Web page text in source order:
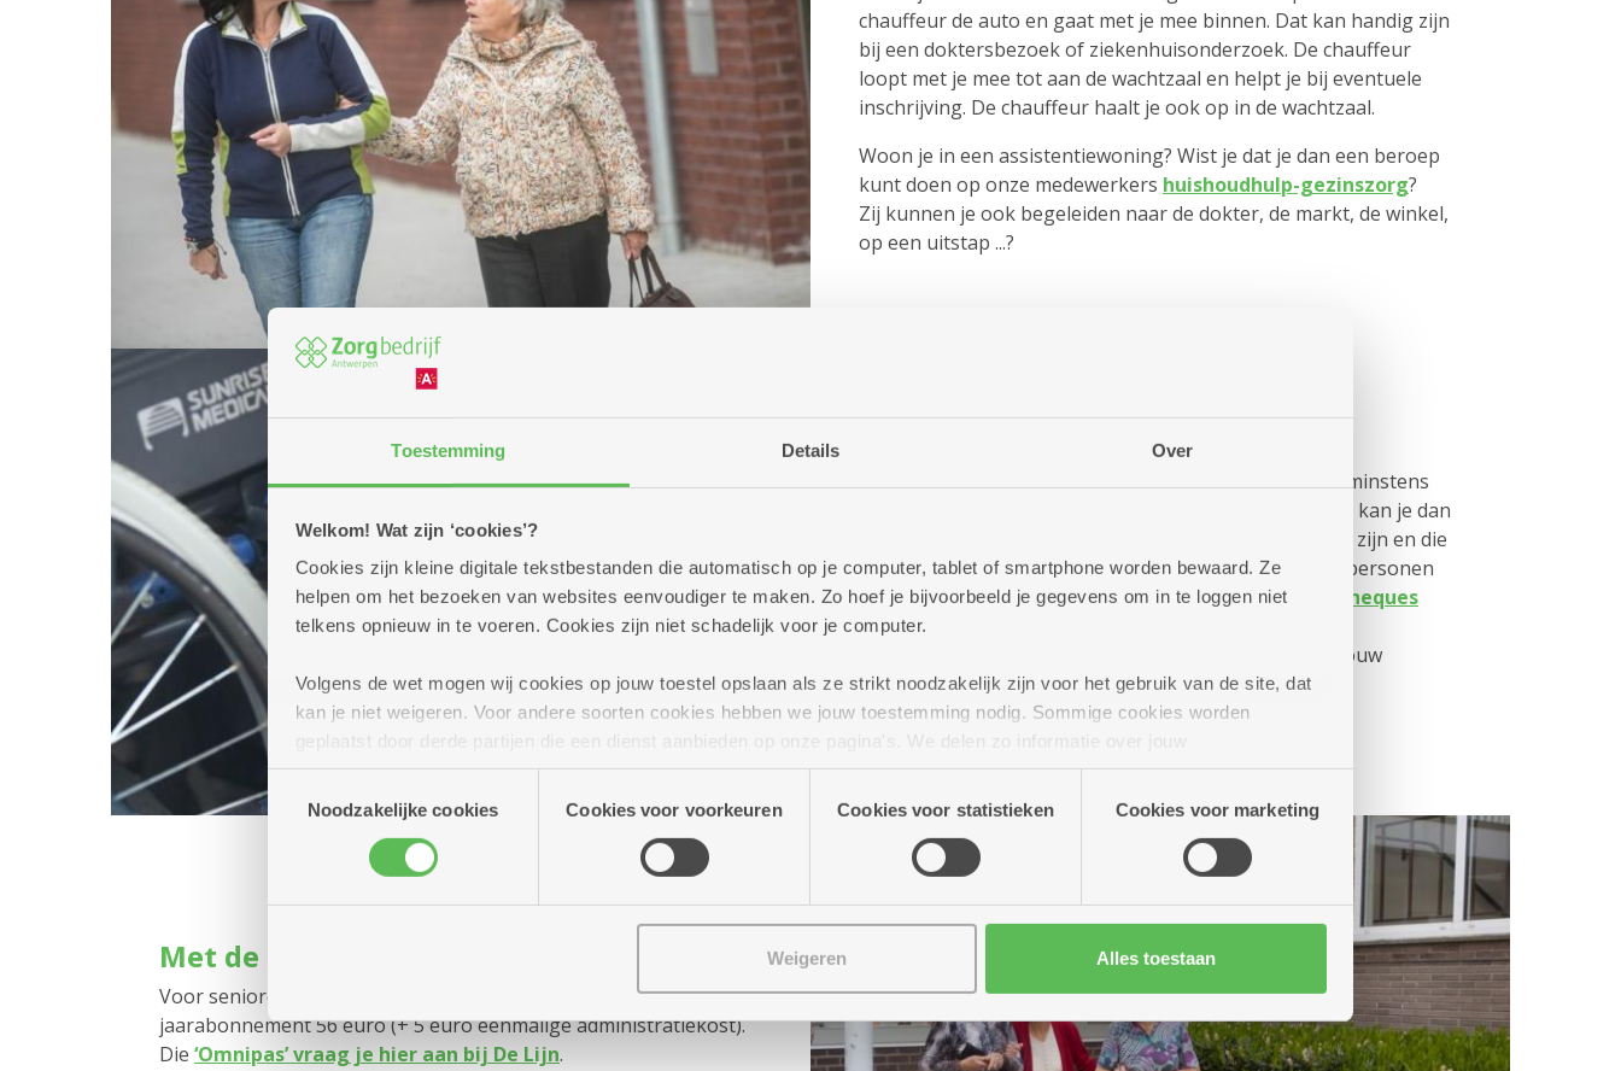
Toestemming Details Over
Welkom! Wat zijn ‘cookies’?
Cookies zijn kleine digitale tekstbestanden die automatisch op je computer, tablet of smartphone worden bewaard. Ze
helpen om het bezoeken van websites eenvoudiger te maken. Zo hoef je bijvoorbeeld je gegevens om in te loggen niet
telkens opnieuw in te voeren. Cookies zijn niet schadelijk voor je computer.
Volgens de wet mogen wij cookies op jouw toestel opslaan als ze strikt noodzakelijk zijn voor het gebruik van de site, dat
kan je niet weigeren. Voor andere soorten cookies hebben we jouw toestemming nodig. Sommige cookies worden
geplaatst door derde partijen die een dienst aanbieden op onze pagina's. We delen zo informatie over jouw
(geanonimiseerd) gebruik van onze site voor social media, advertenties en analyse. Deze partners kunnen deze gegevens
combineren met andere informatie die je aan hen verstrekte.
Noodzakelijke cookies
Cookies voor voorkeuren Cookies voor statistieken Cookies voor marketing
Weigeren Alles toestaan
chauffeur de auto en gaat met je mee binnen. Dat kan handig zijn
bij een doktersbezoek of ziekenhuisonderzoek. De chauffeur
loopt met je mee tot aan de wachtzaal en helpt je bij eventuele
inschrijving. De chauffeur haalt je ook op in de wachtzaal.
Woon je in een assistentiewoning? Wist je dat je dan een beroep
kunt doen op onze medewerkers huishoudhulp-gezinszorg?
Zij kunnen je ook begeleiden naar de dokter, de markt, de winkel,
op een uitstap ...?
Een taxi, op eender welk moment
Onze busjes en die van de Mobitwin reserveer je best minstens
twee dagen op voorhand. Voor een snellere oplossing, kan je dan
een taxi bellen. 65-plussers die (tijdelijk) minder mobiel zijn en die
recht hebben op een verhoogde tegemoetkoming en personen
met een handicap kunnen bij de stad Antwerpen
taxicheques
aankopen. Zo betaal je maar de helft van de rit. Het
helpt je graag met jouw
aanvraag.
Met de bus of tram: voordelig tarief
Voor senioren die de bus of tram willen nemen, kost een
jaarabonnement 56 euro (+ 5 euro eenmalige administratiekost).
Die ‘Omnipas’ vraag je hier aan bij De Lijn.